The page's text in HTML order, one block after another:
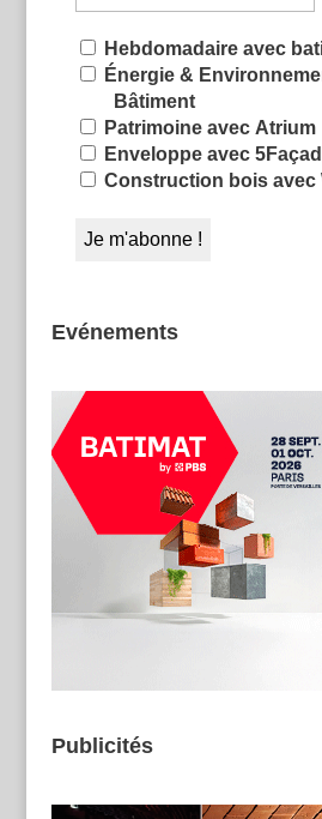
Hebdomadaire avec
Énergie &
Bâtiment
Patrimoine avec Atrium
Enveloppe avec
Construction bois avec
Evénements
Publicités